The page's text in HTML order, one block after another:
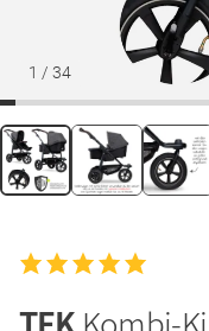
1 / 34